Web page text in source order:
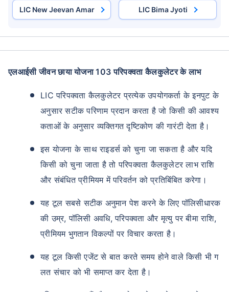
LIC New Jeevan Amar LIC Bima Jyoti
एलआईसी जीवन छाया योजना 103 परिपक्वता कैलकुलेटर के लाभ
LIC परिपक्वता कैलकुलेटर प्रत्येक उपयोगकर्ता के इनपुट के
अनुसार सटीक परिणाम प्रदान करता है जो किसी की आवश्य
कताओं के अनुसार व्यक्तिगत दृष्टिकोण की गारंटी देता है।
इस योजना के साथ राइडर्स को चुना जा सकता है और यदि
किसी को चुना जाता है तो परिपक्वता कैलकुलेटर लाभ राशि
और संबंधित प्रीमियम में परिवर्तन को प्रतिबिंबित करेगा।
यह टूल सबसे सटीक अनुमान पेश करने के लिए पॉलिसीधारक
की उम्र, पॉलिसी अवधि, परिपक्वता और मृत्यु पर बीमा राशि,
प्रीमियम भुगतान विकल्पों पर विचार करता है।
यह टूल किसी एजेंट से बात करते समय होने वाले किसी भी ग
लत संचार को भी समाप्त कर देता है।